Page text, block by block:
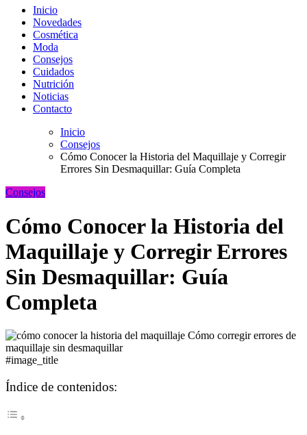
Inicio
Novedades
Cosmética
Moda
Consejos
Cuidados
Nutrición
Noticias
Contacto
Inicio
Consejos
Cómo Conocer la Historia del Maquillaje y Corregir
Errores Sin Desmaquillar: Guía Completa
Consejos
Cómo Conocer la Historia del
Maquillaje y Corregir Errores
Sin Desmaquillar: Guía
Completa
#image_title
Índice de contenidos: